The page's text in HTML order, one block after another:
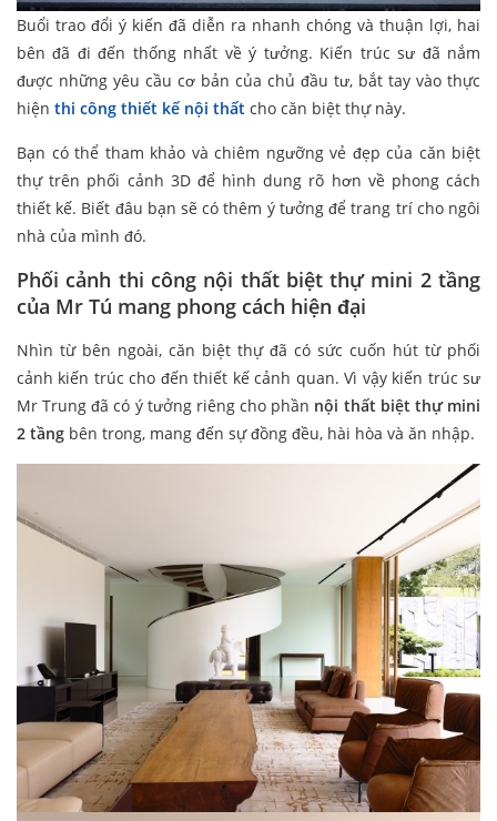
Buổi trao đổi ý kiến đã diễn ra nhanh chóng và thuận lợi, hai
bên đã đi đến thống nhất về ý tưởng. Kiến trúc sư đã nắm
được những yêu cầu cơ bản của chủ đầu tư, bắt tay vào thực
hiện thi công thiết kế nội thất cho căn biệt thự này.
Bạn có thể tham khảo và chiêm ngưỡng vẻ đẹp của căn biệt
thự trên phối cảnh 3D để hình dung rõ hơn về phong cách
thiết kế. Biết đâu bạn sẽ có thêm ý tưởng để trang trí cho ngôi
nhà của mình đó.
Phối cảnh thi công nội thất biệt thự mini 2 tầng
của Mr Tú mang phong cách hiện đại
Nhìn từ bên ngoài, căn biệt thự đã có sức cuốn hút từ phối
cảnh kiến trúc cho đến thiết kế cảnh quan. Vì vậy kiến trúc sư
Mr Trung đã có ý tưởng riêng cho phần nội thất biệt thự mini
2 tầng bên trong, mang đến sự đồng đều, hài hòa và ăn nhập.